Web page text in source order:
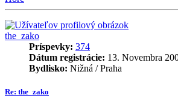
the_zako
Príspevky: 374
Dátum registrácie: 13. Novembra
Bydlisko: Nižná / Praha
Re: the_zako